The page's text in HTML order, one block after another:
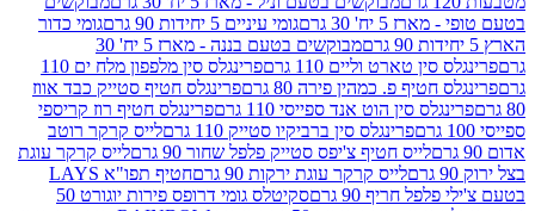
5 יח' 30 גרם
גומי עיניים 5 יחידות 90 גרם
גומי כדור
מבוקשים בטעם בננה - מארז 5 יח' 30
טארט וליים 110 גרם
פרינגלס סין מלפפון מלח ים 110
פ. כמהין פירה 80 גרם
פרינגלס חטיף סטייק כבד אווז
סין הוט אנד ספייסי 110 גרם
פרינגלס חטיף רוז קריספי
פרינגלס סין ברביקיו סטייק 110 גרם
לייס קרקר רוטב
לייס חטיף צ'יפס סטייק פלפל שחור 90 גרם
לייס קרקר עוגת
לייס קרקר עוגת ירקות 90 גרם
חטיף תפו"א LAYS
חריף 90 גרם
סקיטלס גומי דרופס פירות יוגורט 50